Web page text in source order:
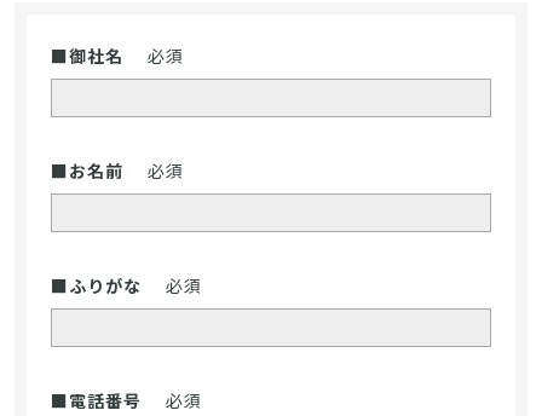
■御社名 必須
■お名前 必須
■ふりがな 必須
■電話番号 必須